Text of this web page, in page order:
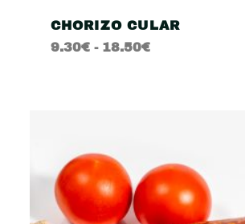
CHORIZO CULAR
9.30€ - 18.50€